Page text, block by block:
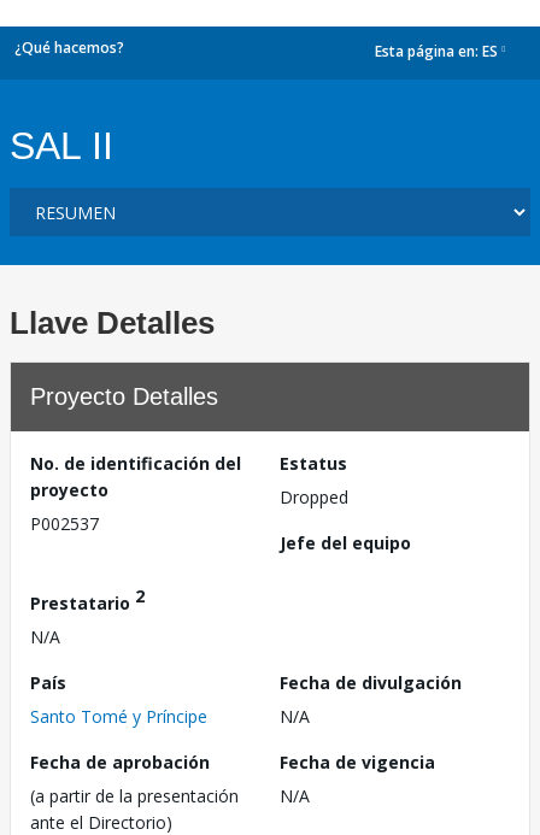
¿Qué hacemos? Esta página en: ES
SAL II
Llave Detalles
Proyecto Detalles
No. de identificación del
proyecto
P002537
Estatus
Dropped
Jefe del equipo
Prestatario 2
N/A
País
Santo Tomé y Príncipe
Fecha de divulgación
N/A
Fecha de aprobación
(a partir de la presentación
ante el Directorio)
Fecha de vigencia
N/A